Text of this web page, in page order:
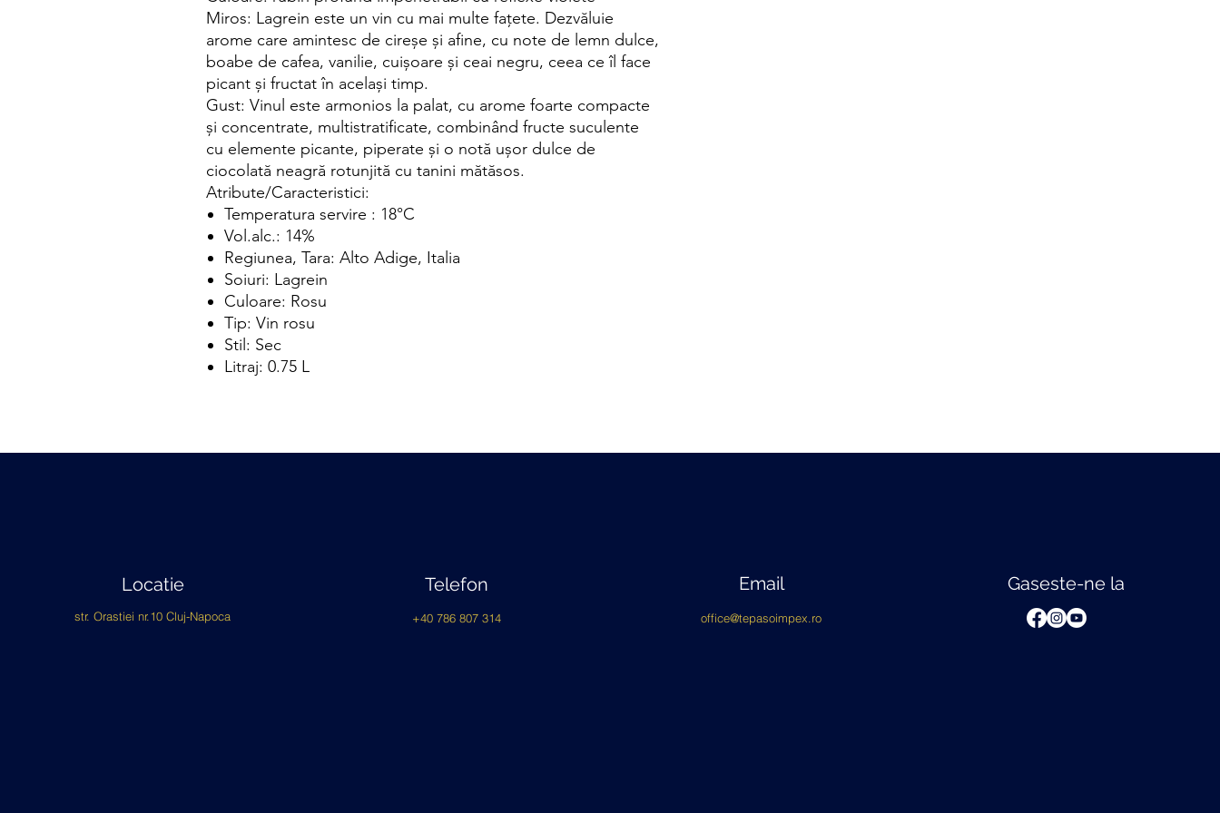
Miros: Lagrein este un vin cu mai multe fațete. Dezvăluie
arome care amintesc de cireșe și afine, cu note de lemn dulce,
boabe de cafea, vanilie, cuișoare și ceai negru, ceea ce îl face
picant și fructat în același timp.
Gust: Vinul este armonios la palat, cu arome foarte compacte
și concentrate, multistratificate, combinând fructe suculente
cu elemente picante, piperate și o notă ușor dulce de
ciocolată neagră rotunjită cu tanini mătăsos.
Atribute/Caracteristici:
Temperatura servire : 18°C
Vol.alc.: 14%
Regiunea, Tara: Alto Adige, Italia
Soiuri: Lagrein
Culoare: Rosu
Tip: Vin rosu
Stil: Sec
Litraj: 0.75 L
Locatie
str. Orastiei nr.10 Cluj-Napoca
Telefon
+40 786 807 314
Email
office@tepasoimpex.ro
Gaseste-ne la